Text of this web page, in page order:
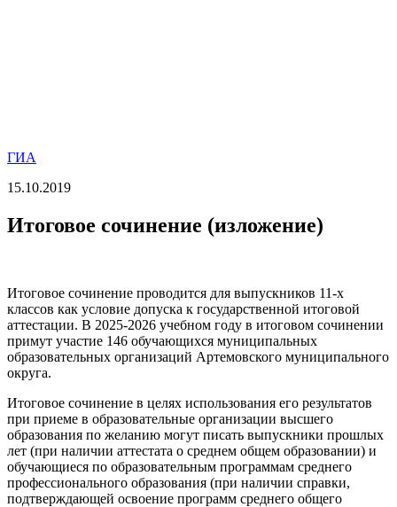
ГИА
15.10.2019
Итоговое сочинение (изложение)
Итоговое сочинение проводится для выпускников 11-х
классов как условие допуска к государственной итоговой
аттестации. В 2025-2026 учебном году в итоговом сочинении
примут участие 146 обучающихся муниципальных
образовательных организаций Артемовского муниципального
округа.
Итоговое сочинение в целях использования его результатов
при приеме в образовательные организации высшего
образования по желанию могут писать выпускники прошлых
лет (при наличии аттестата о среднем общем образовании) и
обучающиеся по образовательным программам среднего
профессионального образования (при наличии справки,
подтверждающей освоение программ среднего общего